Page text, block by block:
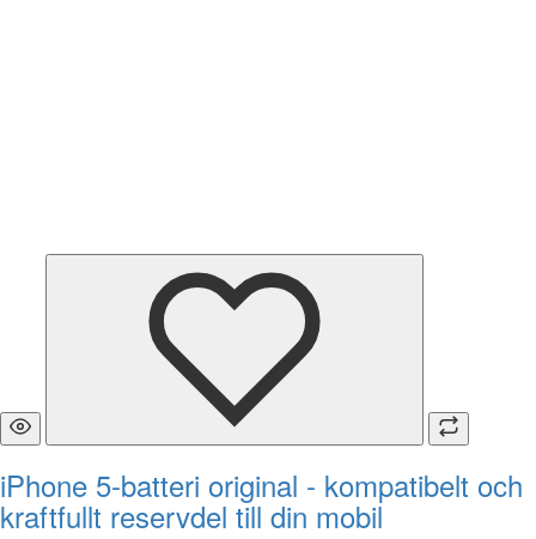
iPhone 5-batteri original - kompatibelt och
kraftfullt reservdel till din mobil